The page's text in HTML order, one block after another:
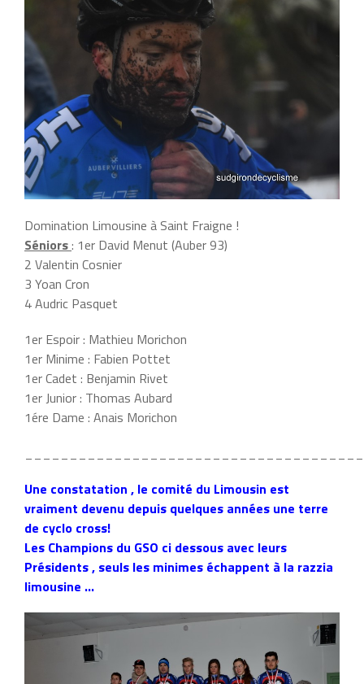
Domination Limousine à Saint Fraigne !
Séniors: 1er David Menut (Auber 93)
2 Valentin Cosnier
3 Yoan Cron
4 Audric Pasquet
1er Espoir : Mathieu Morichon
1er Minime : Fabien Pottet
1er Cadet : Benjamin Rivet
1er Junior : Thomas Aubard
1ére Dame : Anais Morichon
Une constatation , le comité du Limousin est
vraiment devenu depuis quelques années une terre
de cyclo cross!
Les Champions du GSO ci dessous avec leurs
Présidents , seuls les minimes échappent à la razzia
limousine …